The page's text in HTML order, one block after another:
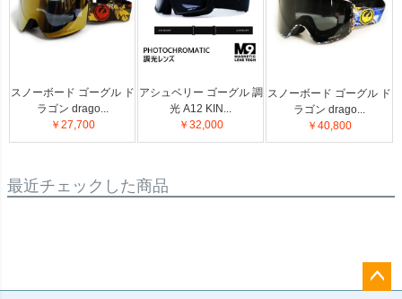
スノーボード ゴーグル ド
ラゴン drago...
￥27,700
アシュベリー ゴーグル 調
光 A12 KIN...
￥32,000
スノーボード ゴーグル ド
ラゴン drago...
￥40,800
最近チェックした商品